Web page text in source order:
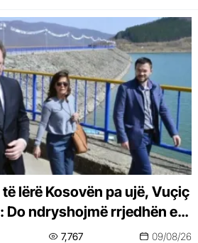
lërë Kosovën pa ujë, Vuçiç
Do ndryshojmë rrjedhën e
7,767 09/08/26